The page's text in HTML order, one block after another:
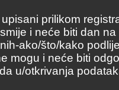
prilikom
i neće biti dan
ako/što/kako
mogu i neće biti
u/otkrivanja